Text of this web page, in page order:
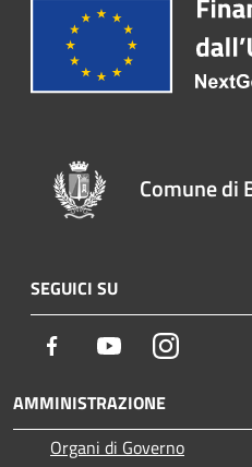
Comune di
SEGUICI SU
Facebook YoutubeInstagram
AMMINISTRAZIONE
Organi di Governo